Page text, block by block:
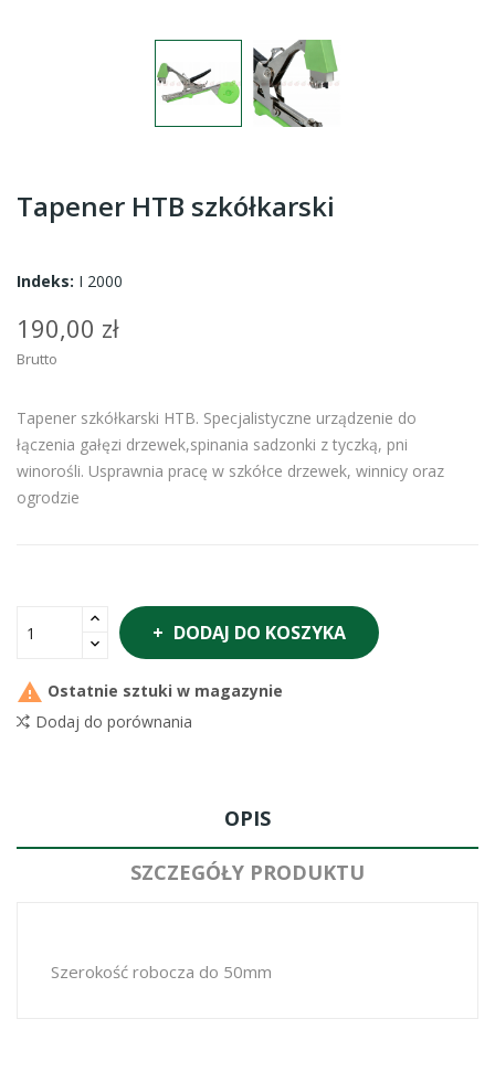
Tapener HTB szkółkarski
Indeks: I 2000
190,00 zł
Brutto
Tapener szkółkarski HTB. Specjalistyczne urządzenie do
łączenia gałęzi drzewek,spinania sadzonki z tyczką, pni
winorośli. Usprawnia pracę w szkółce drzewek, winnicy oraz
ogrodzie
DODAJ DO KOSZYKA
 Ostatnie sztuki w magazynie
Dodaj do porównania
OPIS
SZCZEGÓŁY PRODUKTU
Szerokość robocza do 50mm